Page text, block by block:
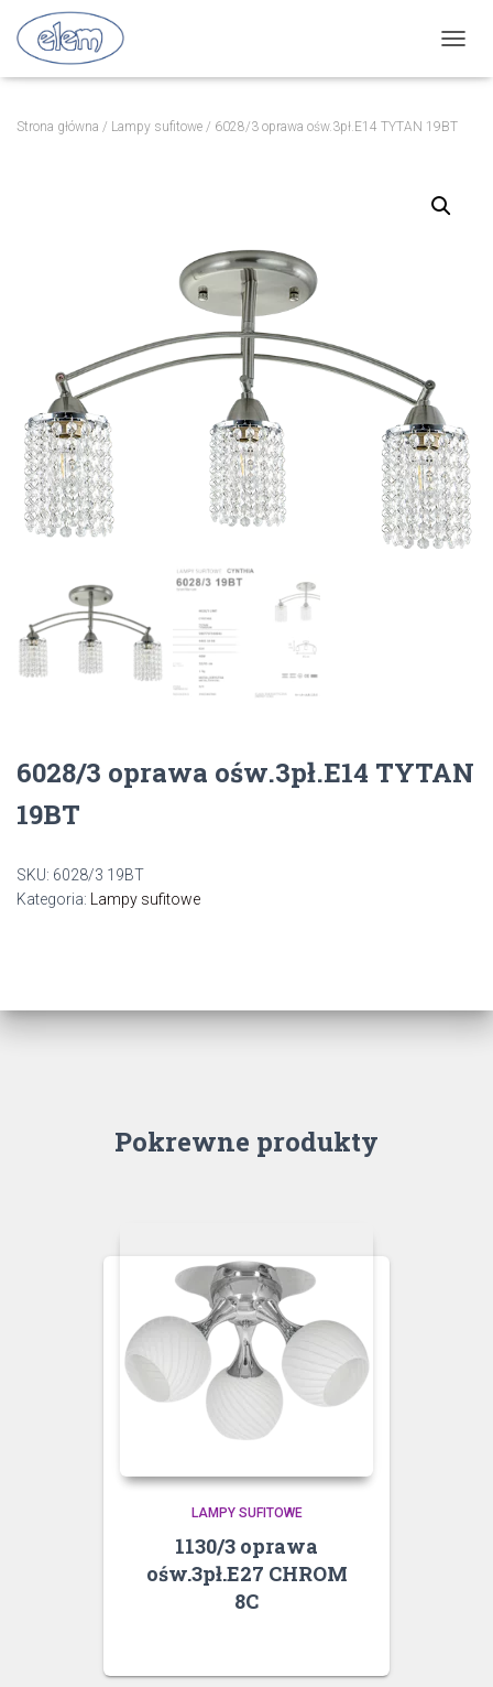
R
E
Strona główna / Lampy sufitowe / 6028/3 oprawa ośw.3pł.E14 TYTAN 19BT
6028/3 oprawa ośw.3pł.E14 TYTAN
19BT
SKU: 6028/3 19BT
Kategoria:
Lampy sufitowe
Pokrewne produkty
LAMPY SUFITOWE
1130/3 oprawa
ośw.3pł.E27 CHROM
8C